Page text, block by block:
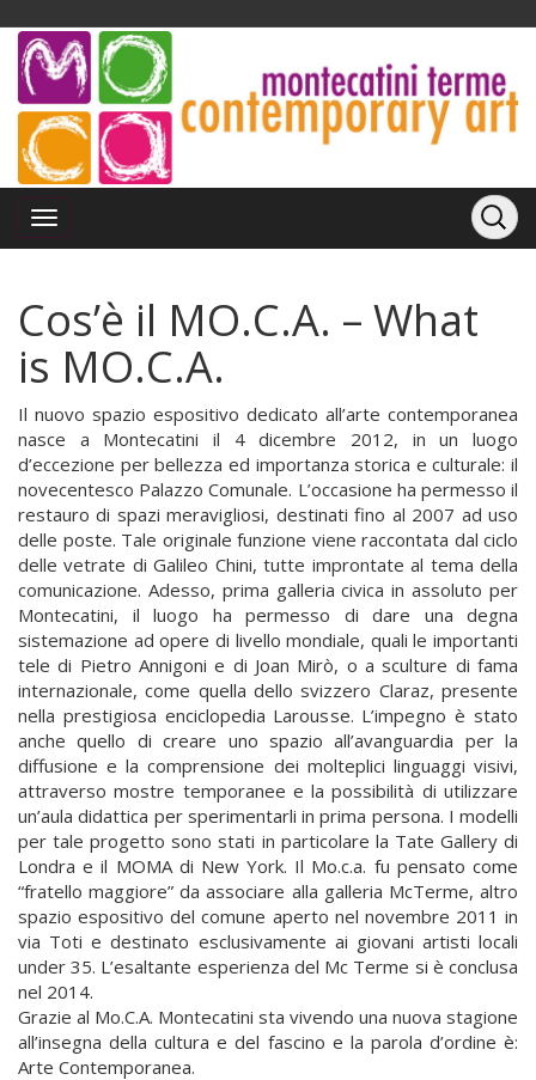
Cos’è il MO.C.A. – What
is MO.C.A.
Il nuovo spazio espositivo dedicato all’arte contemporanea
nasce a Montecatini il 4 dicembre 2012, in un luogo
d’eccezione per bellezza ed importanza storica e culturale: il
novecentesco Palazzo Comunale. L’occasione ha permesso il
restauro di spazi meravigliosi, destinati fino al 2007 ad uso
delle poste. Tale originale funzione viene raccontata dal ciclo
delle vetrate di Galileo Chini, tutte improntate al tema della
comunicazione. Adesso, prima galleria civica in assoluto per
Montecatini, il luogo ha permesso di dare una degna
sistemazione ad opere di livello mondiale, quali le importanti
tele di Pietro Annigoni e di Joan Mirò, o a sculture di fama
internazionale, come quella dello svizzero Claraz, presente
nella prestigiosa enciclopedia Larousse. L’impegno è stato
anche quello di creare uno spazio all’avanguardia per la
diffusione e la comprensione dei molteplici linguaggi visivi,
attraverso mostre temporanee e la possibilità di utilizzare
un’aula didattica per sperimentarli in prima persona. I modelli
per tale progetto sono stati in particolare la Tate Gallery di
Londra e il MOMA di New York. Il Mo.c.a. fu pensato come
“fratello maggiore” da associare alla galleria McTerme, altro
spazio espositivo del comune aperto nel novembre 2011 in
via Toti e destinato esclusivamente ai giovani artisti locali
under 35. L’esaltante esperienza del Mc Terme si è conclusa
nel 2014.
Grazie al Mo.C.A. Montecatini sta vivendo una nuova stagione
all’insegna della cultura e del fascino e la parola d’ordine è:
Arte Contemporanea.